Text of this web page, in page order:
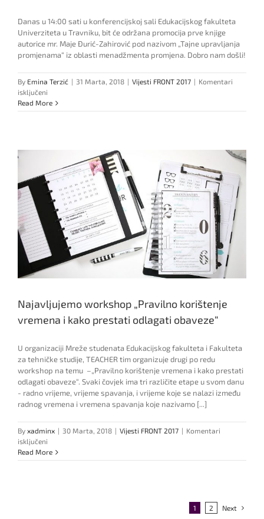
Danas u 14:00 sati u konferencijskoj sali Edukacijskog fakulteta
Univerziteta u Travniku, bit će održana promocija prve knjige
autorice mr. Maje Đurić-Zahirović pod nazivom „Tajne upravljanja
promjenama“ iz oblasti menadžmenta promjena. Dobro nam došli!
By Emina Terzić | 31 Marta, 2018 | Vijesti FRONT 2017 | Komentari
isključeni
Najavljujemo
promociju
Read More
Najavljujemo workshop „Pravilno korištenje
vremena i kako prestati odlagati obaveze“
U organizaciji Mreže studenata Edukacijskog fakulteta i Fakulteta
za tehničke studije, TEACHER tim organizuje drugi po redu
workshop na temu –„Pravilno korištenje vremena i kako prestati
odlagati obaveze“. Svaki čovjek ima tri različite etape u svom danu
- radno vrijeme, vrijeme spavanja, i vrijeme koje se nalazi između
radnog vremena i vremena spavanja koje nazivamo [...]
By xadminx | 30 Marta, 2018 | Vijesti FRONT 2017 | Komentari
isključeni
Najavljujemo
workshop
Read More
1 2 Next